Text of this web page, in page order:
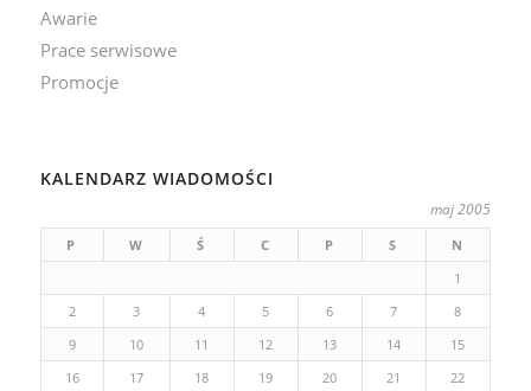
Awarie
Prace serwisowe
Promocje
KALENDARZ WIADOMOŚCI
maj 2005
P W Ś C P S
N
1
2
3 4 5 6 7
8
9
10 11 12 13 14
15
16
17 18 19 20 21
22